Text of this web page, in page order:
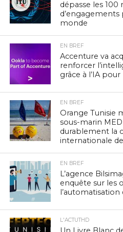
dépasse les 100
monde
EN BREF
Accenture va
renforcer
grâce à l’IA
EN BREF
Orange Tunisie
sous-marin
durablement la
internationale
EN BREF
L’agence
enquête sur les
l’automatisation
L'ACTUTHD